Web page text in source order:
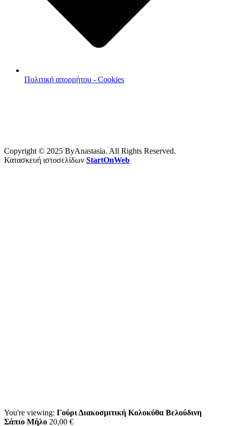
Πολιτική απορρήτου - Cookies
Copyright © 2025 ByAnastasia. All Rights Reserved.
Κατασκευή ιστοσελίδων StartOnWeb
You're viewing: Γούρι Διακοσμιτική Κολοκύθα Βελούδινη
Σάπιο Μήλο 20,00 €